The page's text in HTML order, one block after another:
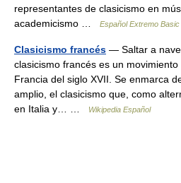
representantes de clasicismo en
academicismo …
Español Extremo
Clasicismo francés — Saltar a
clasicismo francés es un
Francia del siglo XVII. Se enmarca
amplio, el clasicismo que, como
en Italia y… …
Wikipedia Español